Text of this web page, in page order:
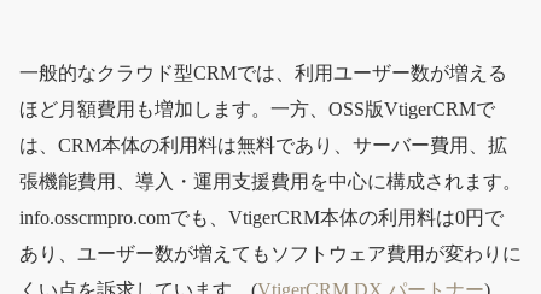
一般的なクラウド型CRMでは、利用ユーザー数が増える
ほど月額費用も増加します。一方、OSS版VtigerCRMで
は、CRM本体の利用料は無料であり、サーバー費用、拡
張機能費用、導入・運用支援費用を中心に構成されます。
info.osscrmpro.comでも、VtigerCRM本体の利用料は0円で
あり、ユーザー数が増えてもソフトウェア費用が変わりに
くい点を訴求しています。(VtigerCRM DX パートナー)